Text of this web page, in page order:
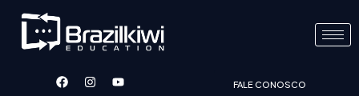
FALE CONOSCO